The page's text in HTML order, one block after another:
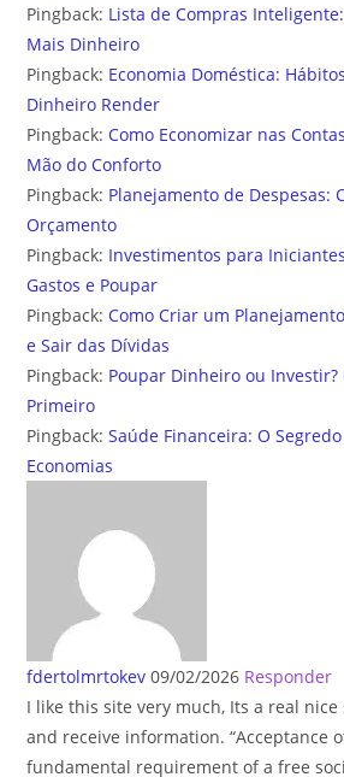
Pingback: Lista de Compras
Mais Dinheiro
Pingback: Economia Doméstica:
Dinheiro Render
Pingback:Como Economizar nas
Mão do Conforto
Pingback: Planejamento de Despesas:
Orçamento
Pingback: Investimentos para
Gastos e Poupar
Pingback:Como Criar um
e Sair das Dívidas
Pingback: Poupar Dinheiro ou Investir?
Primeiro
Pingback:Saúde Financeira: O
Economias
fdertolmrtokev 09/02/2026 Responder
I like this site very much, Its a real
and receive information. “Acceptance
fundamental requirement of a free